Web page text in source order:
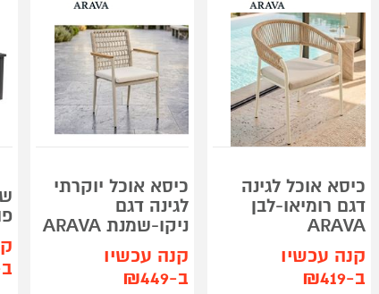
כיסא אוכל לגינה
דגם רומיאו-לבן
ARAVA
קנה עכשיו
ב-₪419
כיסא אוכל יוקרתי
לגינה דגם
ניקו-שמנת ARAVA
קנה עכשיו
ב-₪449
ב-